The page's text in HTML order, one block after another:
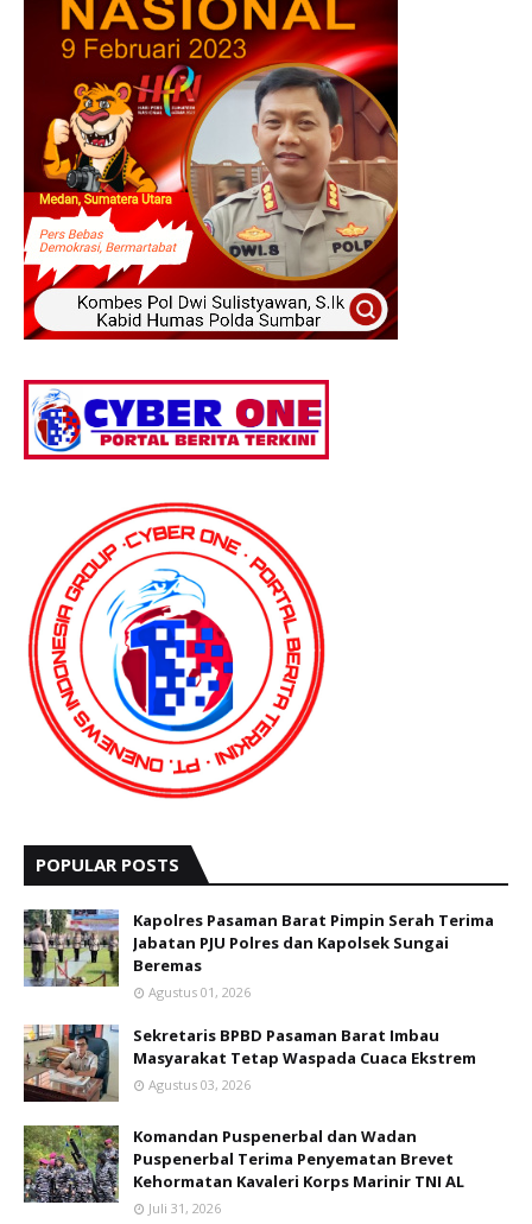
POPULAR POSTS
Kapolres Pasaman Barat Pimpin Serah Terima
Jabatan PJU Polres dan Kapolsek Sungai
Beremas
Agustus 01, 2026
Sekretaris BPBD Pasaman Barat Imbau
Masyarakat Tetap Waspada Cuaca Ekstrem
Agustus 03, 2026
Komandan Puspenerbal dan Wadan
Puspenerbal Terima Penyematan Brevet
Kehormatan Kavaleri Korps Marinir TNI AL
Juli 31, 2026